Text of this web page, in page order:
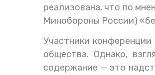
реализована, что по
Минобороны России)
Участники
общества. Однако,
содержание — это